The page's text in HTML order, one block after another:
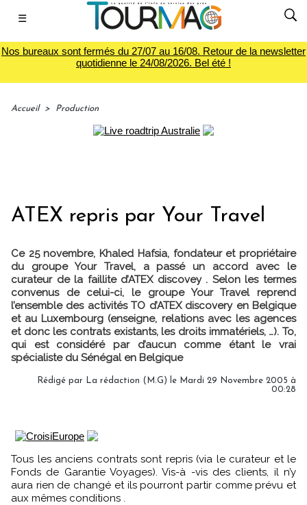
☰
Nos bureaux sont fermés du 27/07 au 16/08. Retour de la newsletter
quotidienne le 24/08/2026. Bel été !
Accueil > Production
ATEX repris par Your Travel
Ce 25 novembre, Khaled Hafsia, fondateur et propriétaire
du groupe Your Travel, a passé un accord avec le
curateur de la faillite d’ATEX discovey . Selon les termes
convenus de celui-ci, le groupe Your Travel reprend
l’ensemble des activités TO d’ATEX discovery en Belgique
et au Luxembourg (enseigne, relations avec les agences
et donc les contrats existants, les droits immatériels, …). To,
qui est considéré par d’aucun comme étant le vrai
spécialiste du Sénégal en Belgique
Rédigé par La rédaction (M.G) le Mardi 29 Novembre 2005 à
00:28
Tous les anciens contrats sont repris (via le curateur et le
Fonds de Garantie Voyages). Vis-à -vis des clients, il n’y
aura rien de changé et ils pourront partir comme prévu et
aux mêmes conditions .